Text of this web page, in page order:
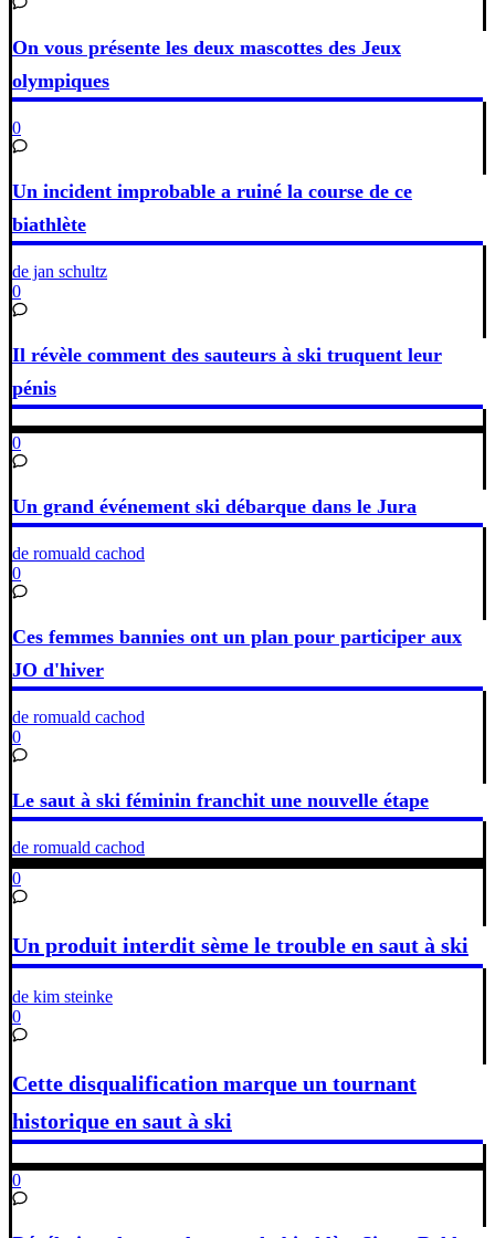
On vous présente les deux mascottes des Jeux
olympiques
0
Un incident improbable a ruiné la course de ce
biathlète
de jan schultz
0
Il révèle comment des sauteurs à ski truquent leur
pénis
0
Un grand événement ski débarque dans le Jura
de romuald cachod
0
Ces femmes bannies ont un plan pour participer aux
JO d'hiver
de romuald cachod
0
Le saut à ski féminin franchit une nouvelle étape
de romuald cachod
0
Un produit interdit sème le trouble en saut à ski
de kim steinke
0
Cette disqualification marque un tournant
historique en saut à ski
0